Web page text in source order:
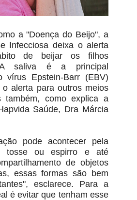
a "Doença do Beijo", a
Infecciosa deixa o alerta
de beijar os filhos
A saliva é a principal
vírus Epstein-Barr (EBV)
o alerta para outros meios
também, como explica a
Saúde, Dra Márcia
pode acontecer pela
tosse ou espirro e até
de objetos
essas formas são bem
esclarece. Para a
é evitar que tenham esse